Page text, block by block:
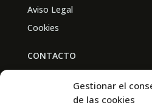
Gestionar el
de las cookies
Aviso Legal
Cookies
CONTACTO
Av. Real Academia de Medicina